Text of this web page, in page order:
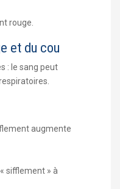
rouge.
et du cou
: le sang peut
augmente
sifflement » à